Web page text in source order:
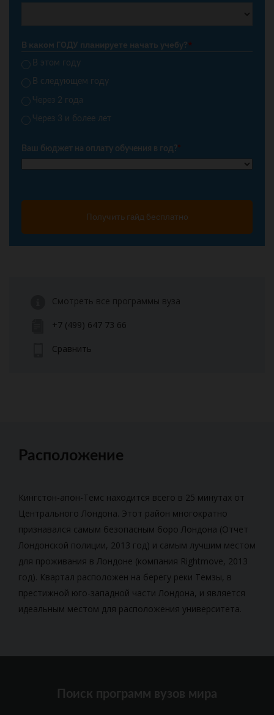
В каком ГОДУ планируете начать учебу?*
В этом году
В следующем году
Через 2 года
Через 3 и более лет
Ваш бюджет на оплату обучения в год?*
Получить гайд бесплатно
Смотреть все программы вуза
+7 (499) 647 73 66
Сравнить
Расположение
Кингстон-апон-Темс находится всего в 25 минутах от
Центрального Лондона. Этот район многократно
признавался самым безопасным боро Лондона (Отчет
Лондонской полиции, 2013 год) и самым лучшим местом
для проживания в Лондоне (компания Rightmove, 2013
год). Квартал расположен на берегу реки Темзы, в
престижной юго-западной части Лондона, и является
идеальным местом для расположения университета.
Поиск программ вузов мира